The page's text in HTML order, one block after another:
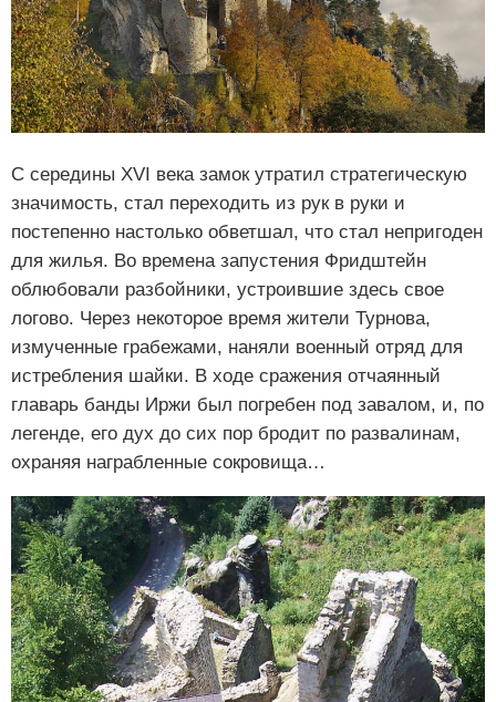
С середины XVI века замок утратил стратегическую
значимость, стал переходить из рук в руки и
постепенно настолько обветшал, что стал непригоден
для жилья. Во времена запустения Фридштейн
облюбовали разбойники, устроившие здесь свое
логово. Через некоторое время жители Турнова,
измученные грабежами, наняли военный отряд для
истребления шайки. В ходе сражения отчаянный
главарь банды Иржи был погребен под завалом, и, по
легенде, его дух до сих пор бродит по развалинам,
охраняя награбленные сокровища…